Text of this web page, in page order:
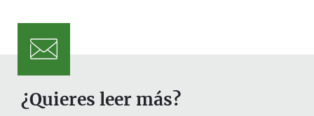
¿Quieres leer más?